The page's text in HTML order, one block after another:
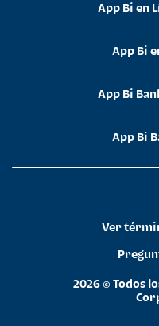
App Bi en
App Bi
App Bi
App Bi
2026 © Todos
Ver